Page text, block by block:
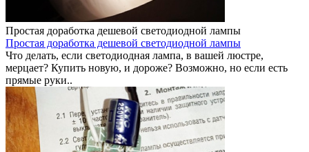
Простая доработка дешевой светодиодной лампы
Простая доработка дешевой светодиодной лампы
Что делать, если светодиодная лампа, в вашей люстре,
мерцает? Купить новую, и дороже? Возможно, но если есть
прямые руки..